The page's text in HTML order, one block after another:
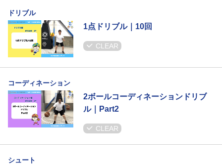
ドリブル
1点ドリブル｜10回
CLEAR
コーディネーション
2ボールコーディネーションドリブ
ル｜Part2
CLEAR
シュート